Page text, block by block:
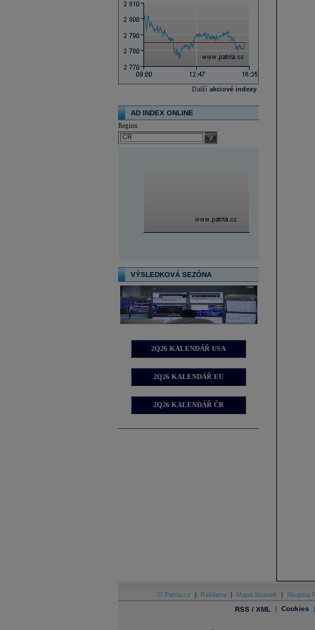
Další akciové indexy
AD INDEX ONLINE
Region
select
VÝSLEDKOVÁ SEZÓNA
2Q26 KALENDÁŘ USA
2Q26 KALENDÁŘ EU
2Q26 KALENDÁŘ ČR
O Patria.cz Reklama Mapa Stránek Skupina
RSS / XML | Cookies |